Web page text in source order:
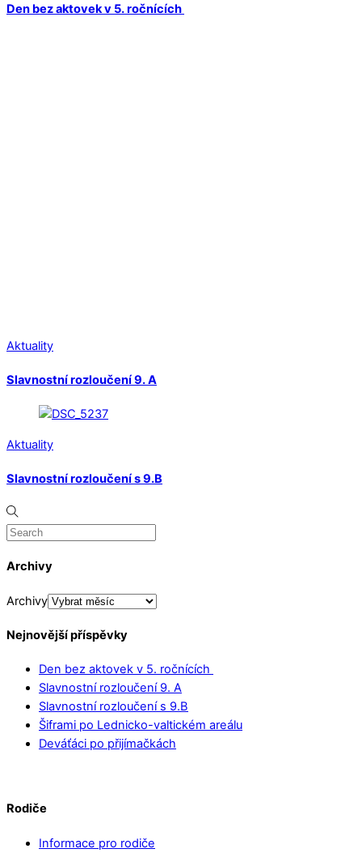
Den bez aktovek v 5. ročnících
Aktuality
Slavnostní rozloučení 9. A
Aktuality
Slavnostní rozloučení s 9.B
Archivy
Archivy
Nejnovější příspěvky
Den bez aktovek v 5. ročnících
Slavnostní rozloučení 9. A
Slavnostní rozloučení s 9.B
Šiframi po Lednicko-valtickém areálu
Deváťáci po přijímačkách
Rodiče
Informace pro rodiče